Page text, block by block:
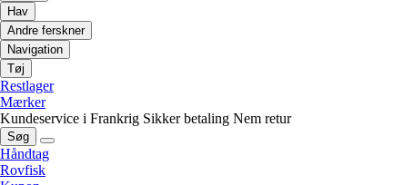
Hav
Andre ferskner
Navigation
Tøj
Restlager
Mærker
Kundeservice i Frankrig Sikker betaling Nem retur
Søg
Håndtag
Rovfisk